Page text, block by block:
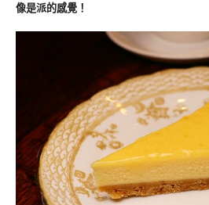
像是派的感覺！